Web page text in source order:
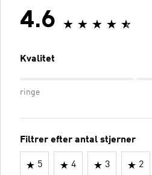
4.6
Kvalitet
ringe
Filtrer efter antal stjerner
5 4 3 2